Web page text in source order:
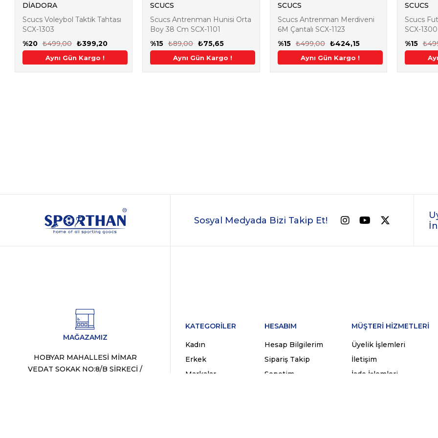
DİADORA
Scucs Voleybol Taktik Tahtası
SCX-1303
%20
₺399,20
₺499,00
Aynı Gün Kargo ! 2. Üründe Ek %5 İndirim Aynı Gün Kargo !
SCUCS
Scucs Antrenman Hunisi Orta
Boy 38 Cm SCX-1101
%15
₺75,65
₺89,00
2. Üründe Ek %5 İndirim Aynı Gün Kargo ! 2. Üründe Ek %5 İndirim Aynı Gün
SCUCS
Scucs Antrenman Merdiveni
6M Çantalı SCX-1123
%15
₺424,15
₺499,00
Ek %5 İndirim Aynı Gün Kargo ! 2. Üründe Ek %5 İndirim Aynı Gün Kargo ! 2. Üründe
SCUCS
Scucs
SCX-1300
%15
2. Üründe Ek %5 İndirim Aynı Gün Kargo ! 2. Üründe Ek %5 İndirim
2. Üründe Ek %5 İndirim Aynı Gün Kargo !
2. Üründe Ek %5
Sosyal Medyada Bizi Takip Et!
MAĞAZAMIZ
HOBYAR MAHALLESİ MİMAR
VEDAT SOKAK NO:8/B SİRKECİ /
KATEGORİLER
Kadın
Erkek
Markalar
HESABIM
Hesap Bilgilerim
Sipariş Takip
Sepetim
MÜŞTERİ HİZMETLERİ
Üyelik İşlemleri
İletişim
İade İşlemleri